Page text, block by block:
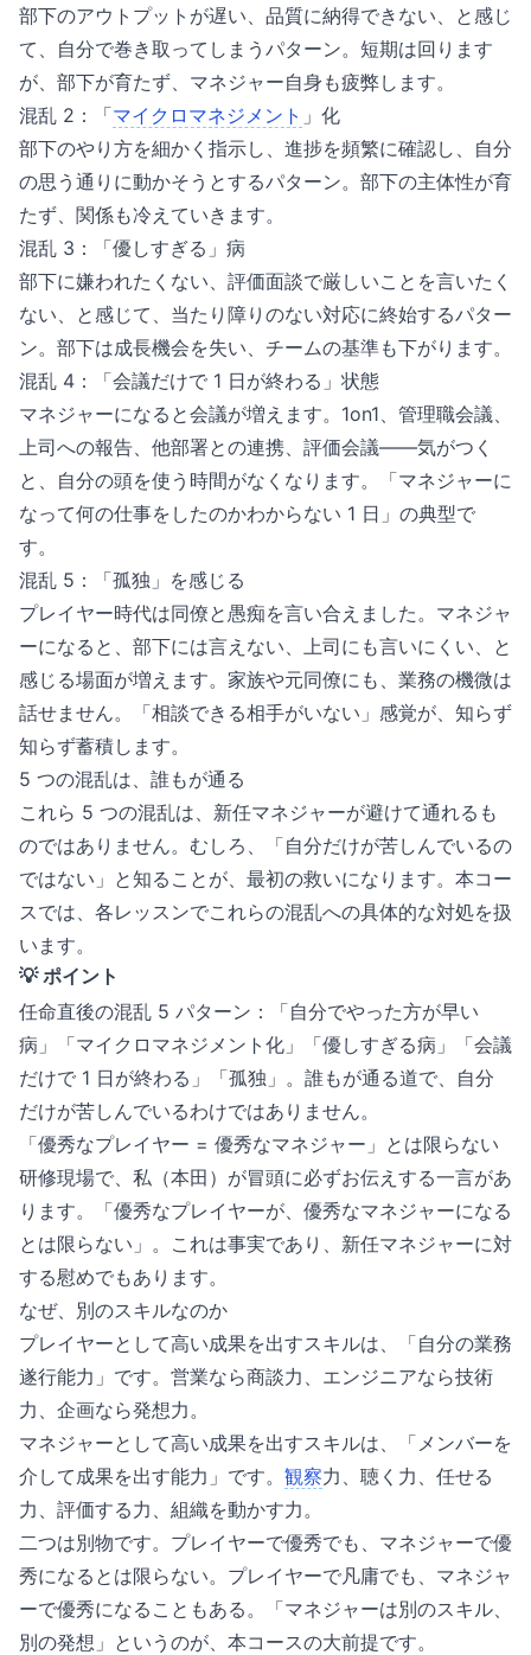
部下のアウトプットが遅い、品質に納得できない、と感じ
て、自分で巻き取ってしまうパターン。短期は回ります
が、部下が育たず、マネジャー自身も疲弊します。
混乱 2：「マイクロマネジメント 」化
部下のやり方を細かく指示し、進捗を頻繁に確認し、自分
の思う通りに動かそうとするパターン。部下の主体性が育
たず、関係も冷えていきます。
混乱 3：「優しすぎる」病
部下に嫌われたくない、評価面談で厳しいことを言いたく
ない、と感じて、当たり障りのない対応に終始するパター
ン。部下は成長機会を失い、チームの基準も下がります。
混乱 4：「会議だけで 1 日が終わる」状態
マネジャーになると会議が増えます。1on1、管理職会議、
上司への報告、他部署との連携、評価会議——気がつく
と、自分の頭を使う時間がなくなります。「マネジャーに
なって何の仕事をしたのかわからない 1 日」の典型で
す。
混乱 5：「孤独」を感じる
プレイヤー時代は同僚と愚痴を言い合えました。マネジャ
ーになると、部下には言えない、上司にも言いにくい、と
感じる場面が増えます。家族や元同僚にも、業務の機微は
話せません。「相談できる相手がいない」感覚が、知らず
知らず蓄積します。
5 つの混乱は、誰もが通る
これら 5 つの混乱は、新任マネジャーが避けて通れるも
のではありません。むしろ、「自分だけが苦しんでいるの
ではない」と知ることが、最初の救いになります。本コー
スでは、各レッスンでこれらの混乱への具体的な対処を扱
います。
💡 ポイント
任命直後の混乱 5 パターン：「自分でやった方が早い
病」「マイクロマネジメント化」「優しすぎる病」「会議
だけで 1 日が終わる」「孤独」。誰もが通る道で、自分
だけが苦しんでいるわけではありません。
「優秀なプレイヤー = 優秀なマネジャー」とは限らない
研修現場で、私（本田）が冒頭に必ずお伝えする一言があ
ります。「優秀なプレイヤーが、優秀なマネジャーになる
とは限らない」。これは事実であり、新任マネジャーに対
する慰めでもあります。
なぜ、別のスキルなのか
プレイヤーとして高い成果を出すスキルは、「自分の業務
遂行能力」です。営業なら商談力、エンジニアなら技術
力、企画なら発想力。
マネジャーとして高い成果を出すスキルは、「メンバーを
介して成果を出す能力」です。 観察力、聴く力、任せる
力、評価する力、組織を動かす力。
二つは別物です。プレイヤーで優秀でも、マネジャーで優
秀になるとは限らない。プレイヤーで凡庸でも、マネジャ
ーで優秀になることもある。「マネジャーは別のスキル、
別の発想」というのが、本コースの大前提です。